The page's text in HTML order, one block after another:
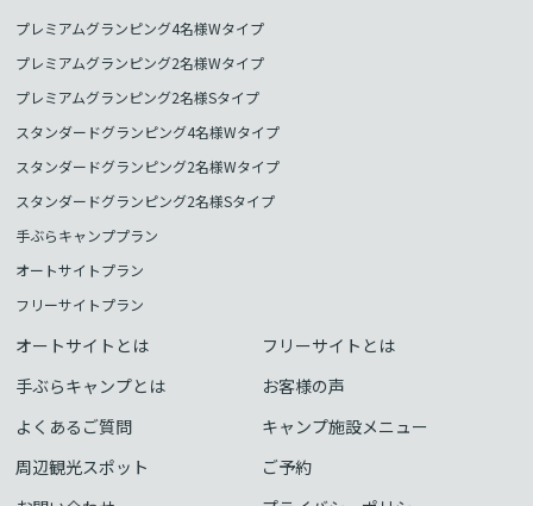
プレミアムグランピング4名様Wタイプ
プレミアムグランピング2名様Wタイプ
プレミアムグランピング2名様Sタイプ
スタンダードグランピング4名様Wタイプ
スタンダードグランピング2名様Wタイプ
スタンダードグランピング2名様Sタイプ
手ぶらキャンププラン
オートサイトプラン
フリーサイトプラン
オートサイトとは
フリーサイトとは
手ぶらキャンプとは
お客様の声
よくあるご質問
キャンプ施設メニュー
周辺観光スポット
ご予約